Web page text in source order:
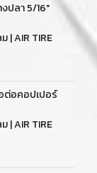
ปลา 5/16"
| AIR TIRE
ต่อคอปเปอร์
| AIR TIRE